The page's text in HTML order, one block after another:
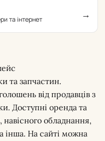
та інтернет →
та запчастин.
від продавців з
Доступні оренда та
обладнання,
інша. На сайті можна